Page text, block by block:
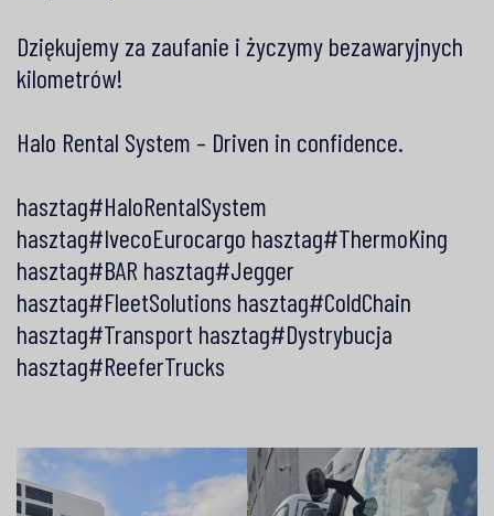
Dziękujemy za zaufanie i życzymy bezawaryjnych
kilometrów!
Halo Rental System – Driven in confidence.
hasztag#HaloRentalSystem
hasztag#IvecoEurocargo hasztag#ThermoKing
hasztag#BAR hasztag#Jegger
hasztag#FleetSolutions hasztag#ColdChain
hasztag#Transport hasztag#Dystrybucja
hasztag#ReeferTrucks